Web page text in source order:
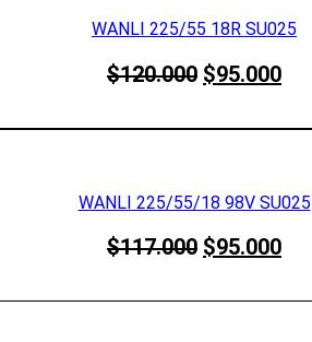
WANLI 225/55 18R SU025
$120.000 El
era:
$95.000El
es:
WANLI 225/55/18 98V SU025
$117.000 El
$95.000El